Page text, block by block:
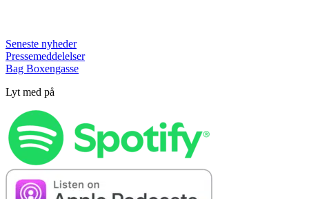
Seneste nyheder
Pressemeddelelser
Bag Boxengasse
Lyt med på